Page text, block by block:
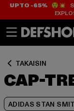
UP TO -65%😲💥
TAKAISIN
CAP-
ADIDAS STAN